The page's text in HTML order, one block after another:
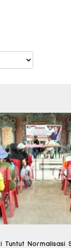
Tuntut Normalisasi